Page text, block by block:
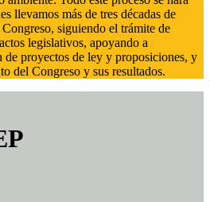
llevamos más de tres décadas de
siguiendo el trámite de
legislativos, apoyando a
de proyectos de ley y proposiciones, y
del Congreso y sus resultados.